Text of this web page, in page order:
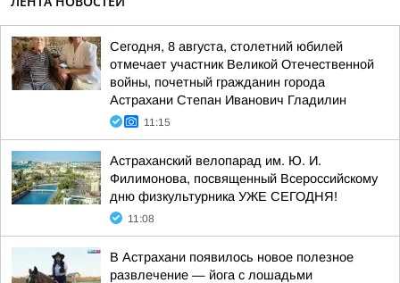
Сегодня, 8 августа, столетний юбилей
отмечает участник Великой Отечественной
войны, почетный гражданин города
Астрахани Степан Иванович Гладилин
11:15
Астраханский велопарад им. Ю. И.
Филимонова, посвященный Всероссийскому
дню физкультурника УЖЕ СЕГОДНЯ!
11:08
В Астрахани появилось новое полезное
развлечение — йога с лошадьми